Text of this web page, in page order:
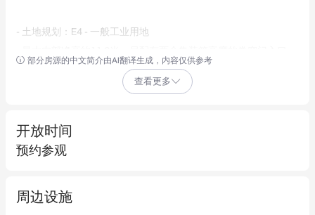
- 土地规划：E4 - 一般工业用地
- 总面积3,539平方米，包含办公室751平方米、仓库2,788平方米
- 距离Westconnex St Peters立交*约300米
- 距离Green Square Station*约2.3公里
部分房源的中文简介由AI翻译生成，内容仅供参考
查看更多
开放时间
预约参观
周边设施